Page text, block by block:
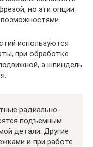
но эти опции
используются
при обработке
а шпиндель
радиально-
подъемным
детали. Другие
и при работе